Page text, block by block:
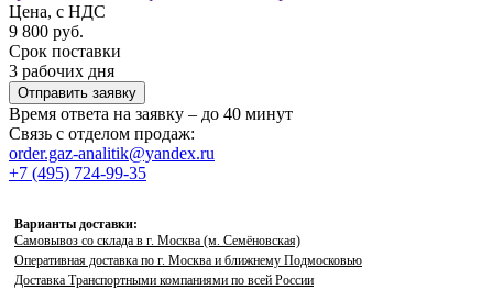
Цена, с НДС
9 800 руб.
Срок поставки
3 рабочих дня
Отправить заявку
Время ответа на заявку – до 40 минут
Связь с отделом продаж:
order.gaz-analitik@yandex.ru
+7 (495) 724-99-35
Варианты доставки:
Самовывоз со склада в г. Москва (м. Семёновская)
Оперативная доставка по г. Москва и ближнему Подмосковью
Доставка Транспортными компаниями по всей России